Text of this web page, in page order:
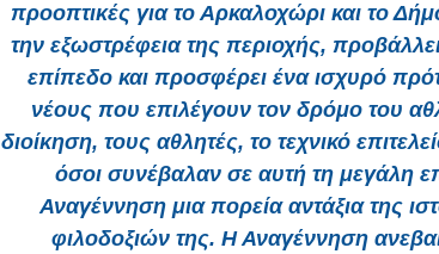
προοπτικές για το Αρκαλοχώρι και το
την εξωστρέφεια της περιοχής,
επίπεδο και προσφέρει ένα ισχυρό
νέους που επιλέγουν τον δρόμο του
διοίκηση, τους αθλητές, το τεχνικό
όσοι συνέβαλαν σε αυτή τη μεγάλη
Αναγέννηση μια πορεία αντάξια της
φιλοδοξιών της. Η Αναγέννηση